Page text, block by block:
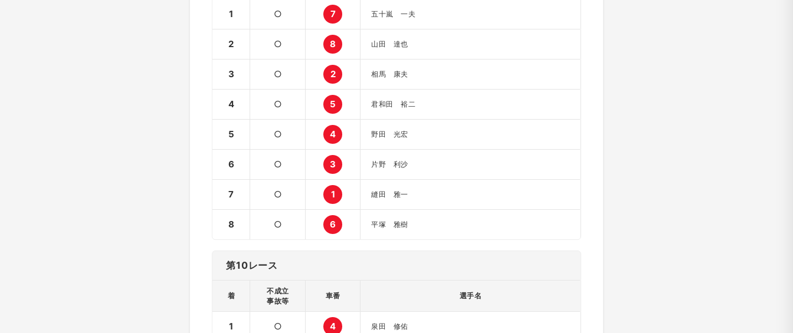
1 ○ 7 五十嵐 一夫
2 ○ 8 山田 達也
3 ○ 2 相馬 康夫
4 ○ 5 君和田 裕二
5 ○ 4 野田 光宏
6 ○ 3 片野 利沙
7 ○ 1 縫田 雅一
8 ○ 6 平塚 雅樹
第10レース
着
不成立
事故等
車番 選手名
1 ○ 4 泉田 修佑